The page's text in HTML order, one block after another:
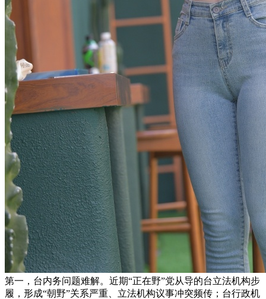
第一，台内务问题难解。近期“正在野”党从导的台立法机构步
履，形成“朝野”关系严重、立法机构议事冲突频传；台行政机